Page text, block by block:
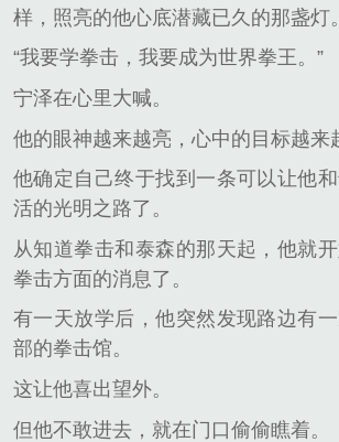
样，照亮的他心底潜藏已久的那盏灯。
“我要学拳击，我要成为世界拳王。”
宁泽在心里大喊。
他的眼神越来越亮，心中的目标越来
他确定自己终于找到一条可以让他
活的光明之路了。
从知道拳击和泰森的那天起，他就
拳击方面的消息了。
有一天放学后，他突然发现路边有
部的拳击馆。
这让他喜出望外。
但他不敢进去，就在门口偷偷瞧着。